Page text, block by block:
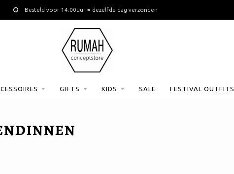
Besteld voor 14:00uur = dezelfde dag verzonden
GIFTS KIDS SALE FESTIVAL OUTFITS